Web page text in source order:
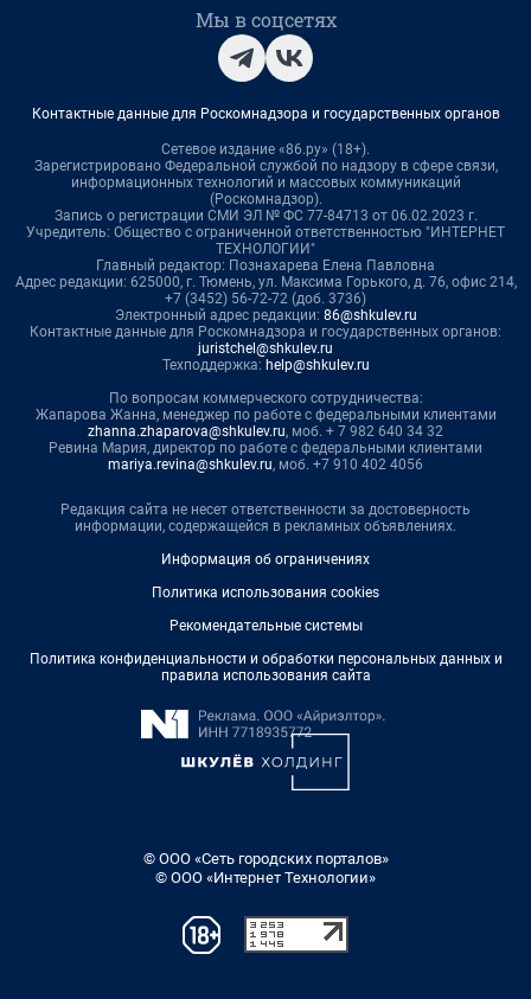
Мы в соцсетях
Контактные данные для Роскомнадзора и государственных органов
Сетевое издание «86.ру» (18+).
Зарегистрировано Федеральной службой по надзору в сфере связи,
информационных технологий и массовых коммуникаций
(Роскомнадзор).
Запись о регистрации СМИ ЭЛ № ФС 77-84713 от 06.02.2023 г.
Учредитель: Общество с ограниченной ответственностью "ИНТЕРНЕТ
ТЕХНОЛОГИИ"
Главный редактор: Познахарева Елена Павловна
Адрес редакции: 625000, г. Тюмень, ул. Максима Горького, д. 76, офис 214,
+7 (3452) 56-72-72 (доб. 3736)
Электронный адрес редакции: 86@shkulev.ru
Контактные данные для Роскомнадзора и государственных органов:
juristchel@shkulev.ru
Техподдержка: help@shkulev.ru
По вопросам коммерческого сотрудничества:
Жапарова Жанна, менеджер по работе с федеральными клиентами
zhanna.zhaparova@shkulev.ru, моб. + 7 982 640 34 32
Ревина Мария, директор по работе с федеральными клиентами
mariya.revina@shkulev.ru, моб. +7 910 402 4056
Редакция сайта не несет ответственности за достоверность
информации, содержащейся в рекламных объявлениях.
Информация об ограничениях
Политика использования cookies
Рекомендательные системы
Политика конфиденциальности и обработки персональных данных и
правила использования сайта
© ООО «Сеть городских порталов»
© ООО «Интернет Технологии»